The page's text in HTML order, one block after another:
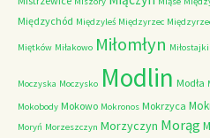
Międzychód Międzyleś Międzyrzec
Miętków Miłakowo Miłomłyn Miłostajki
Moczyska Moczysko Modlin Modła
Mokobody Mokowo Mokronos Mokrzyca
Moryń Morzeszczyn Morzyczyn Morąg